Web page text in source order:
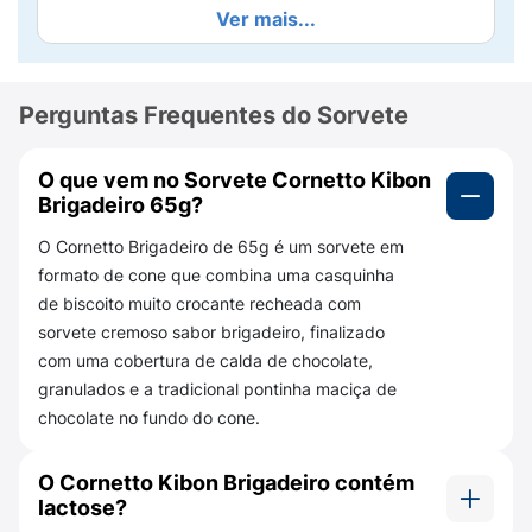
granulado de chocolate
clássico docinho de festa. E como todo bom
reserva aquele pedaço sólido de chocolate
sobremesa individual perfeita para qualquer
hora do dia.
Principais Benefícios:
Sabor Brasileiro:Autêntico gosto de
brigadeiro.
Textura:Casquinha wafer crocante sabor
chocolate.
Qualidade Kibon:A marca líder em sorvetes
no Brasil.
Ver mais...
Perguntas Frequentes do Sorvete
O que vem no Sorvete Cornetto Kibon
Brigadeiro 65g?
O Cornetto Brigadeiro de 65g é um sorvete em
formato de cone que combina uma casquinha
de biscoito muito crocante recheada com
sorvete cremoso sabor brigadeiro, finalizado
com uma cobertura de calda de chocolate,
granulados e a tradicional pontinha maciça de
chocolate no fundo do cone.
O Cornetto Kibon Brigadeiro contém
lactose?